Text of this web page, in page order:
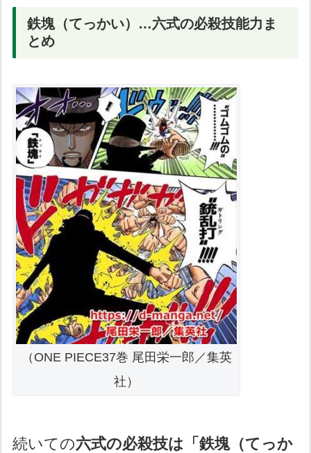
鉄塊（てっかい）…六式の必殺技能力ま
とめ
（ONE PIECE37巻 尾田栄一郎／集英
社）
続いての六式の必殺技は「鉄塊（てっか